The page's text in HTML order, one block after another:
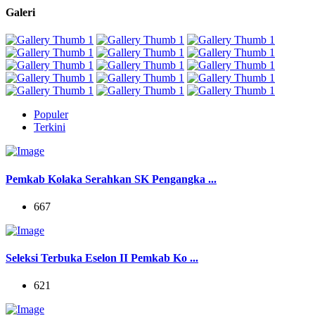
Galeri
Populer
Terkini
Pemkab Kolaka Serahkan SK Pengangka ...
667
Seleksi Terbuka Eselon II Pemkab Ko ...
621